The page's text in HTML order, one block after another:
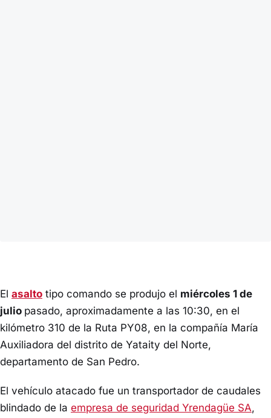
El asalto tipo comando se produjo el miércoles 1 de
julio pasado, aproximadamente a las 10:30, en el
kilómetro 310 de la Ruta PY08, en la compañía María
Auxiliadora del distrito de Yataity del Norte,
departamento de San Pedro.
El vehículo atacado fue un transportador de caudales
blindado de la empresa de seguridad Yrendagüe SA,